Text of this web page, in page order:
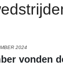
2024